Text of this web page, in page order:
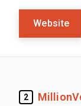
Website
2